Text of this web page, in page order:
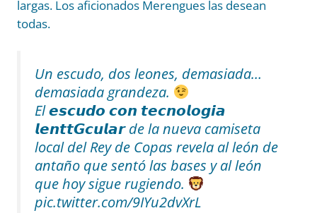
largas. Los aficionados Merengues las desean
todas.
Un escudo, dos leones, demasiada…
demasiada grandeza.
El 𝙚𝙨𝙘𝙪𝙙𝙤 𝙘𝙤𝙣 𝙩𝙚𝙘𝙣𝙤𝙡𝙤𝙜𝙞𝙖
𝙡𝙚𝙣𝙩𝙩𝙂𝙘𝙪𝙡𝙖𝙧 de la nueva camiseta
local del Rey de Copas revela al león de
antaño que sentó las bases y al león
que hoy sigue rugiendo.
pic.twitter.com/9IYu2dvXrL